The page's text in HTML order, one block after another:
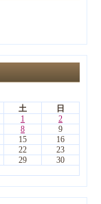
土
日
1
2
8
9
15
16
22
23
29
30